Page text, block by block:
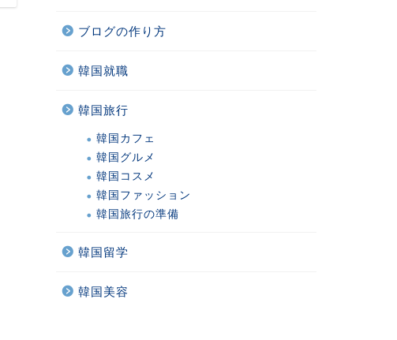
ブログの作り方
韓国就職
韓国旅行
韓国カフェ
韓国グルメ
韓国コスメ
韓国ファッション
韓国旅行の準備
韓国留学
韓国美容